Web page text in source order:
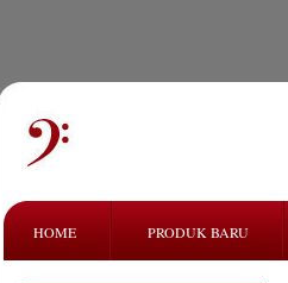
HOME PRODUK BARU